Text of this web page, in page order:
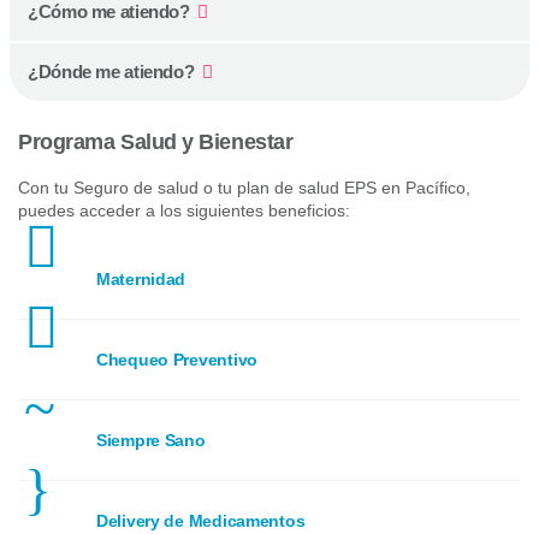
¿Cómo me atiendo?
¿Dónde me atiendo?
Programa Salud y Bienestar
Con tu Seguro de salud o tu plan de salud EPS en Pacífico,
puedes acceder a los siguientes beneficios:
Maternidad
Chequeo Preventivo
Siempre Sano
Delivery de Medicamentos